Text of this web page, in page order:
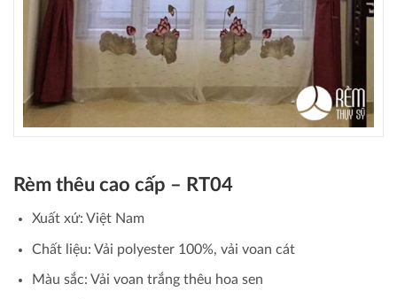
Rèm thêu cao cấp – RT04
Xuất xứ: Việt Nam
Chất liệu: Vải polyester 100%, vải voan cát
Màu sắc: Vải voan trắng thêu hoa sen